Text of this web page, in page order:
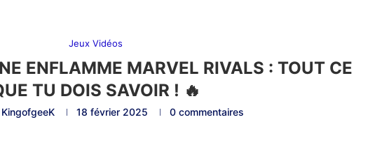
Jeux Vidéos
ENFLAMME MARVEL RIVALS : TOUT CE
TU DOIS SAVOIR ! 🔥
KingofgeeK 18 février 2025 0 commentaires